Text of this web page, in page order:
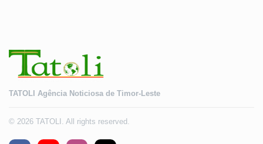
TATOLI Agência Noticiosa de Timor-Leste
© 2026 TATOLI. All rights reserved.